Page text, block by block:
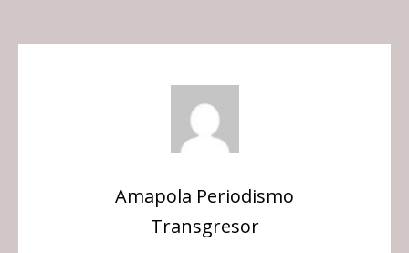
Amapola Periodismo
Transgresor